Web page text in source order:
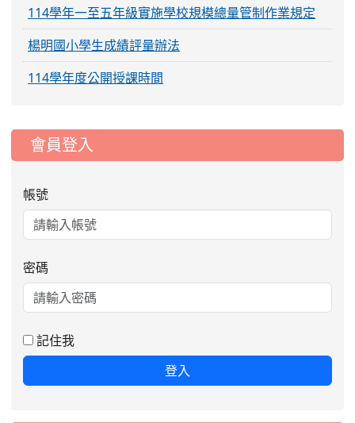
114學年一至五年級實施學校規模總量管制作業規定
楊明國小學生成績評量辦法
114學年度公開授課時間
::: 會員登入
帳號
密碼
記住我
登入
2026-08-06
楊梅區代表選手服裝領取通知
2026-08-05
重要
115學年度課後照顧服務班教
師甄選簡章
2026-08-03
115學年度一、三、五年級常
態編班結果公告